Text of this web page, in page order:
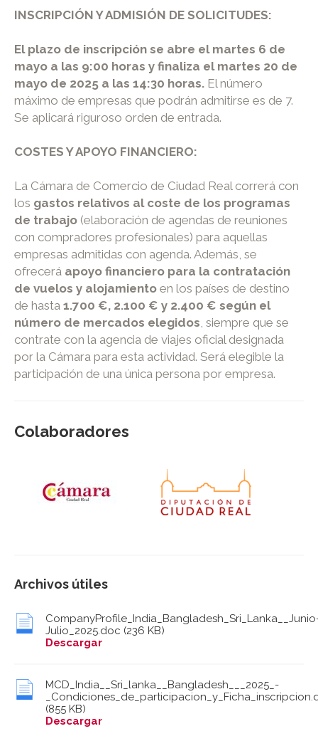
INSCRIPCIÓN Y ADMISIÓN DE SOLICITUDES:
El plazo de inscripción se abre el martes 6 de
mayo a las 9:00 horas y finaliza el martes 20 de
mayo de 2025 a las 14:30 horas. El número
máximo de empresas que podrán admitirse es de 7.
Se aplicará riguroso orden de entrada.
COSTES Y APOYO FINANCIERO:
La Cámara de Comercio de Ciudad Real correrá con
los gastos relativos al coste de los programas
de trabajo (elaboración de agendas de reuniones
con compradores profesionales) para aquellas
empresas admitidas con agenda. Además, se
ofrecerá apoyo financiero para la contratación
de vuelos y alojamiento en los países de destino
de hasta 1.700 €, 2.100 € y 2.400 € según el
número de mercados elegidos , siempre que se
contrate con la agencia de viajes oficial designada
por la Cámara para esta actividad. Será elegible la
participación de una única persona por empresa.
Colaboradores
Archivos útiles
Julio_2025.doc (236 KB)
Descargar
MCD_India__Sri_lanka__Bangladesh___2025_-
(855 KB)
Descargar